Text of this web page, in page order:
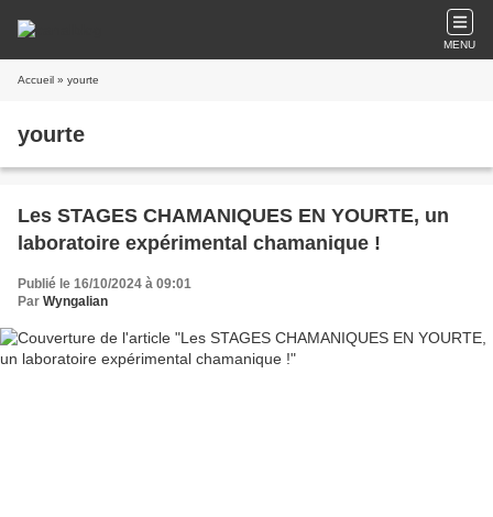
MENU
Accueil » yourte
yourte
Les STAGES CHAMANIQUES EN YOURTE, un
laboratoire expérimental chamanique !
Publié le 16/10/2024 à 09:01
Par Wyngalian